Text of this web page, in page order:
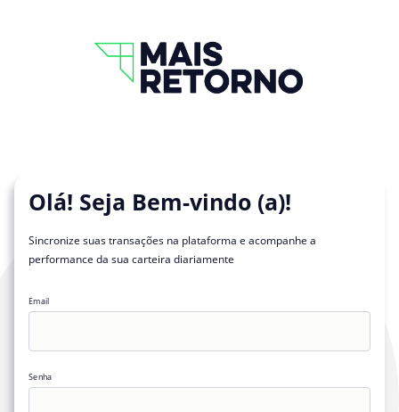
Olá! Seja Bem-vindo (a)!
Sincronize suas transações na plataforma e acompanhe a
performance da sua carteira diariamente
Email
Senha